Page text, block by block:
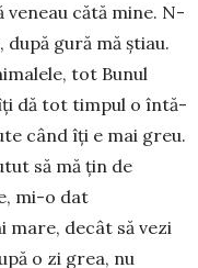
cătă mine. N-
gură mă știau.
tot Bunul
îți dă tot timpul o în­tă­
când îți e mai greu.
să mă țin de
mi-o dat
mare, de­cât să vezi
o zi grea, nu